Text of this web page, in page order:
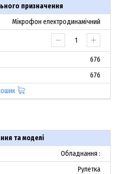
призначення
Мікрофон електродинамічний
676
676
та моделі
Обладнання :
Рулетка